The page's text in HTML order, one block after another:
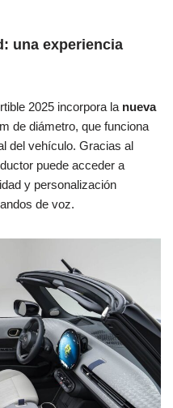
una experiencia
2025 incorpora la nueva
de diámetro, que funciona
del vehículo. Gracias al
puede acceder a
y personalización
de voz.